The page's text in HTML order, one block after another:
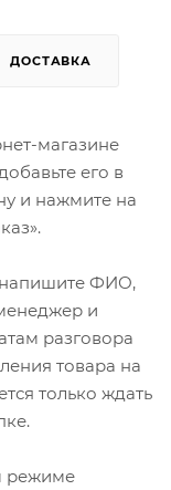
ДОСТАВКА
магазине
его в
и нажмите на
напишите ФИО,
и
разговора
товара на
только ждать
режиме